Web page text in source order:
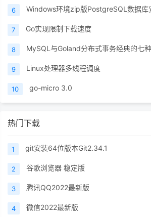
6 Windows环境zip版PostgreSQL数据库
7 Go实现限制下载速度
8 MySQL与Goland分布式事务经典的七
9 Linux处理器多线程调度
10 go-micro 3.0
热门下载
1 git安装64位版本Git2.34.1
2 谷歌浏览器 稳定版
3 腾讯QQ2022最新版
4 微信2022最新版